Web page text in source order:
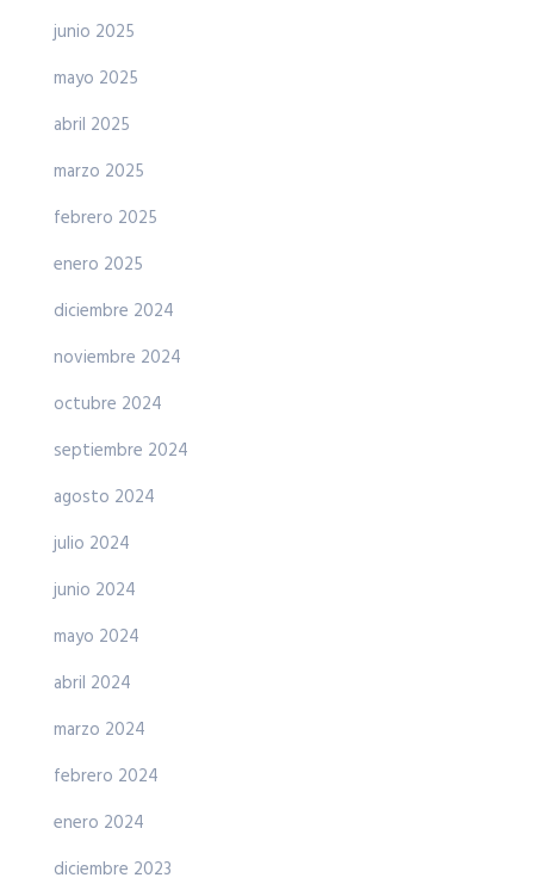
junio 2025
mayo 2025
abril 2025
marzo 2025
febrero 2025
enero 2025
diciembre 2024
noviembre 2024
octubre 2024
septiembre 2024
agosto 2024
julio 2024
junio 2024
mayo 2024
abril 2024
marzo 2024
febrero 2024
enero 2024
diciembre 2023